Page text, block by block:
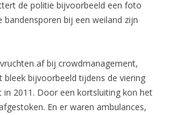
de politie bijvoorbeeld een foto
bandensporen bij een weiland zijn
af bij crowdmanagement,
bleek bijvoorbeeld tijdens de viering
in 2011. Door een kortsluiting kon het
En er waren ambulances,